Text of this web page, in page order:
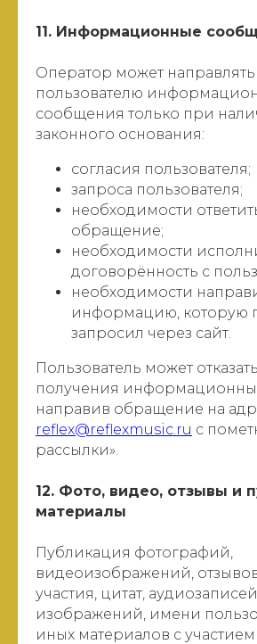
11. Информационные
Оператор может направлять
пользователю
сообщения только при
законного основания:
согласия пользователя;
запроса пользователя;
необходимости
обращение;
необходимости
договорённость с
необходимости
информацию, которую
запросил через сайт.
Пользователь может
получения
направив обращение на
reflex@reflexmusic.ru с
рассылки».
12. Фото, видео, отзывы и
материалы
Публикация фотографий,
видеоизображений,
участия, цитат,
изображений, имени
иных материалов с участием